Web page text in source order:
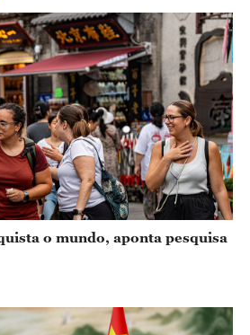
o mundo, aponta pesquisa